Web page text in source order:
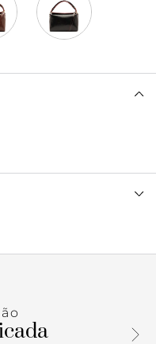
o shape retangular e
De material similar
a peça, com pintura a
fechamento
Com forro interno